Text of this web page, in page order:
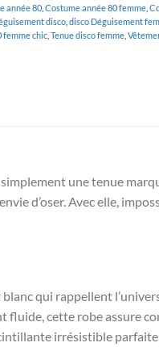
année 80 Costume année 80 femme
disco disco Déguisement
femme chic Tenue disco femme
une tenue
d’oser. Avec elle,
qui rappellent
fluide, cette robe assure
irrésistible